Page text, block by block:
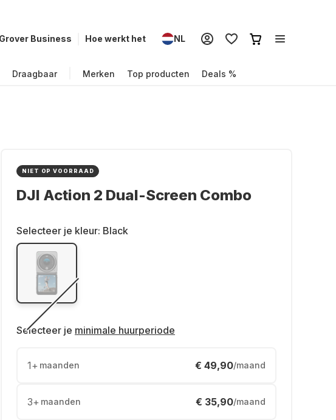
Grover Business Hoe werkt het NL
Draagbaar Merken Top producten Deals %
NIET OP VOORRAAD
DJI Action 2 Dual-Screen Combo
Selecteer je kleur: Black
Selecteer je minimale huurperiode
1+ maanden € 49,90/maand
3+ maanden € 35,90/maand